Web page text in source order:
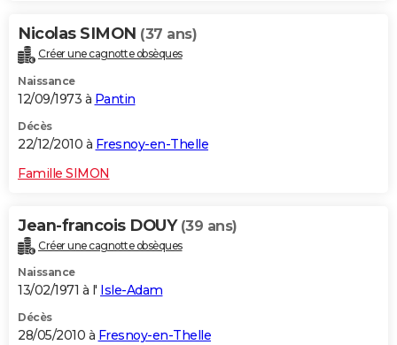
Nicolas SIMON (37 ans)
Créer une cagnotte obsèques
Naissance
12/09/1973 à Pantin
Décès
22/12/2010 à Fresnoy-en-Thelle
Famille SIMON
Jean-francois DOUY (39 ans)
Créer une cagnotte obsèques
Naissance
13/02/1971 à l' Isle-Adam
Décès
28/05/2010 à Fresnoy-en-Thelle